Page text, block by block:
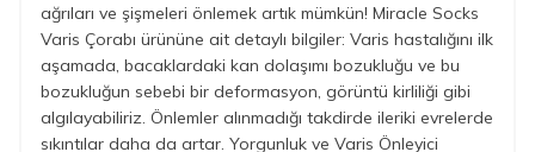
ağrıları ve şişmeleri önlemek artık mümkün! Miracle Socks
Varis Çorabı ürününe ait detaylı bilgiler: Varis hastalığını ilk
aşamada, bacaklardaki kan dolaşımı bozukluğu ve bu
bozukluğun sebebi bir deformasyon, görüntü kirliliği gibi
algılayabiliriz. Önlemler alınmadığı takdirde ileriki evrelerde
sıkıntılar daha da artar. Yorgunluk ve Varis Önleyici